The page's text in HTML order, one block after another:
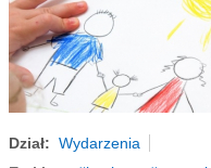
Dział: Wydarzenia